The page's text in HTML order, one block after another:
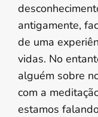
antigamente,
de uma
vidas. No
alguém sobre
com a
estamos